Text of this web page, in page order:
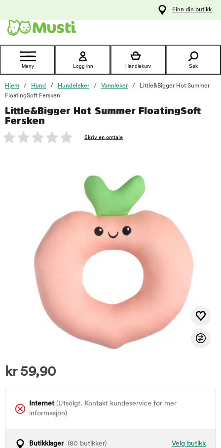
Kontakt
kundeservice
Finn din butikk
Meny Logg inn Handlekurv Søk
Hjem Hund Hundeleker Vannleker
Little&Bigger Hot Summer
FloatingSoft Fersken
Little&Bigger Hot Summer FloatingSoft
Fersken
Skriv en omtale
kr 59,90
Internet (Utsolgt. Kontakt kundeservice for mer
informasjon)
Velg butikk
Butikklager(80 butikker)
foo